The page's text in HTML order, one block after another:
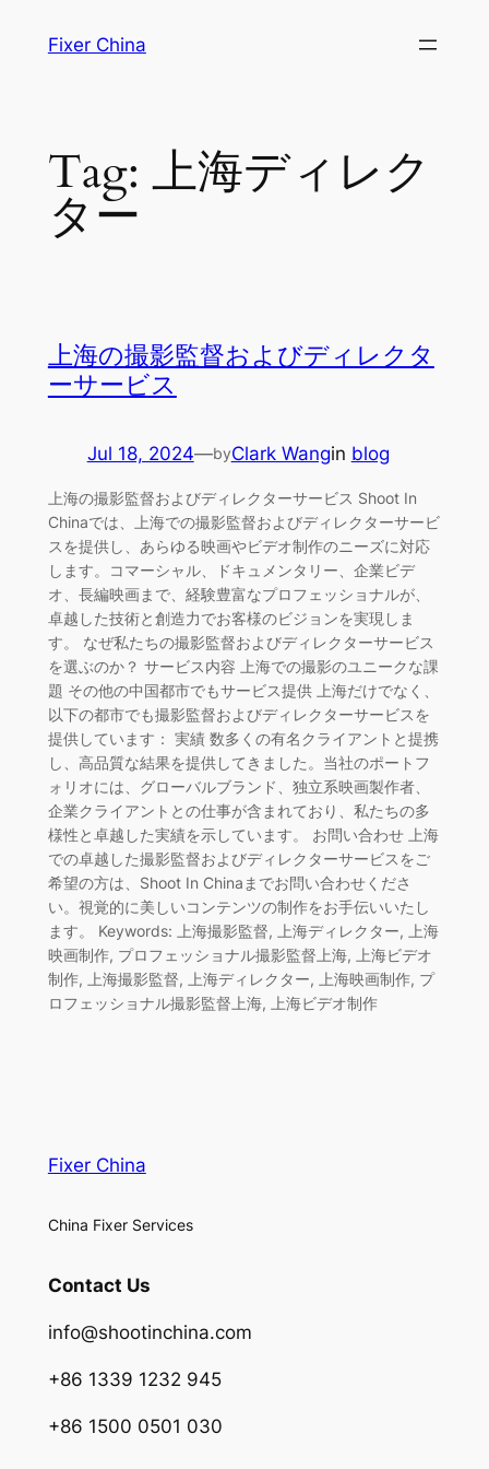
Fixer China
Tag: 上海ディレク
ター
上海の撮影監督およびディレクタ
ーサービス
Jul 18, 2024—byClark Wangin blog
上海の撮影監督およびディレクターサービス Shoot In
Chinaでは、上海での撮影監督およびディレクターサービ
スを提供し、あらゆる映画やビデオ制作のニーズに対応
します。コマーシャル、ドキュメンタリー、企業ビデ
オ、長編映画まで、経験豊富なプロフェッショナルが、
卓越した技術と創造力でお客様のビジョンを実現しま
す。 なぜ私たちの撮影監督およびディレクターサービス
を選ぶのか？ サービス内容 上海での撮影のユニークな課
題 その他の中国都市でもサービス提供 上海だけでなく、
以下の都市でも撮影監督およびディレクターサービスを
提供しています： 実績 数多くの有名クライアントと提携
し、高品質な結果を提供してきました。当社のポートフ
ォリオには、グローバルブランド、独立系映画製作者、
企業クライアントとの仕事が含まれており、私たちの多
様性と卓越した実績を示しています。 お問い合わせ 上海
での卓越した撮影監督およびディレクターサービスをご
希望の方は、Shoot In Chinaまでお問い合わせくださ
い。視覚的に美しいコンテンツの制作をお手伝いいたし
ます。 Keywords: 上海撮影監督, 上海ディレクター, 上海
映画制作, プロフェッショナル撮影監督上海, 上海ビデオ
制作, 上海撮影監督, 上海ディレクター, 上海映画制作, プ
ロフェッショナル撮影監督上海, 上海ビデオ制作
Fixer China
China Fixer Services
Contact Us
info@shootinchina.com
+86 1339 1232 945
+86 1500 0501 030